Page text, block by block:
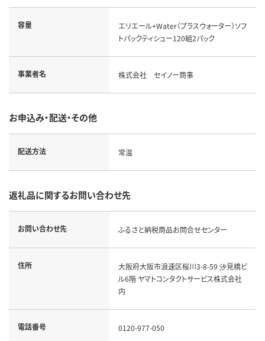
容量
エリエール+Water（プラスウォーター）ソフ
トパックティシュー120組2パック
事業者名 株式会社 セイノー商事
お申込み・配送・その他
配送方法 常温
返礼品に関するお問い合わせ先
お問い合わせ先 ふるさと納税商品お問合せセンター
住所
大阪府大阪市浪速区桜川3-8-59 汐見橋ビ
ル6階 ヤマトコンタクトサービス株式会社
内
電話番号 0120-977-050